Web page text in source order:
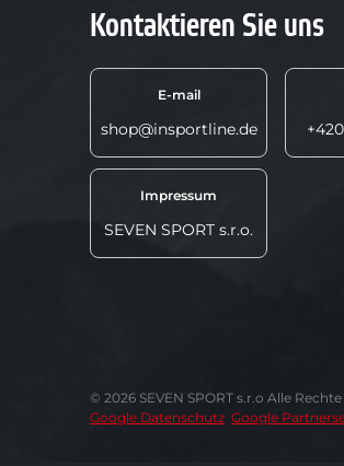
Kontaktieren Sie uns
E-mail
shop@insportline.de
Impressum
SEVEN SPORT s.r.o.
© 2026 SEVEN SPORT s.r.o Alle
Google Datenschutz Google